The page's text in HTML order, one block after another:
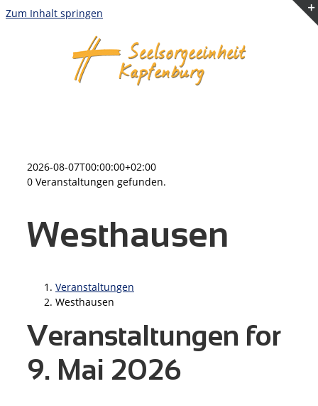
Zum Inhalt springen
2026-08-07T00:00:00+02:00
0 Veranstaltungen gefunden.
Westhausen
Veranstaltungen
Westhausen
Veranstaltungen for
9. Mai 2026